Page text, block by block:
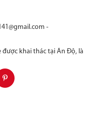
-
khai thác tại Ấn Độ, là
độ cứng cao, độ rỗng thấp,
ốp mặt tiền, cầu thang,